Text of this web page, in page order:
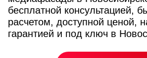
бесплатной консультацией,
расчетом, доступной ценой,
гарантией и под ключ в